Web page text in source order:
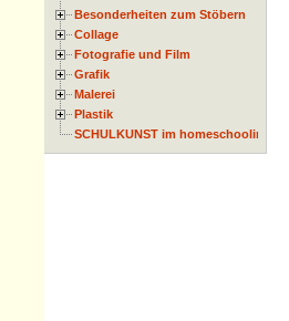
Besonderheiten zum Stöbern
Collage
Fotografie und Film
Grafik
Malerei
Plastik
SCHULKUNST im homeschooling